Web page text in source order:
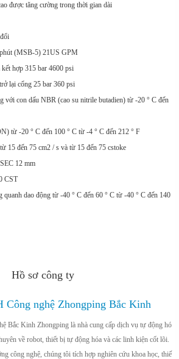
được tăng cường trong thời gian dài
(MSB-5) 21US GPM
hợp 315 bar 4600 psi
lại cổng 25 bar 360 psi
với con dấu NBR (cao su nitrile butadien) từ -20 ° C đến
từ -20 ° C đến 100 ° C từ -4 ° C đến 212 ° F
15 đến 75 cm2 / s và từ 15 đến 75 cstoke
12 mm
CST
dao động từ -40 ° C đến 60 ° C từ -40 ° C đến 140
Hồ sơ công ty
Công nghệ Zhongping Bắc Kinh
Bắc Kinh Zhongping là nhà cung cấp dịch vụ tự động hó
về robot, thiết bị tự động hóa và các linh kiện cốt lõi.
công nghệ, chúng tôi tích hợp nghiên cứu khoa học, thiế